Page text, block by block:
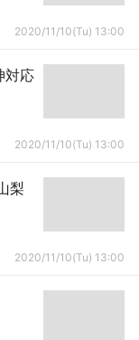
2020/11/10(Tu) 13:00
対応
2020/11/10(Tu) 13:00
梨
2020/11/10(Tu) 13:00